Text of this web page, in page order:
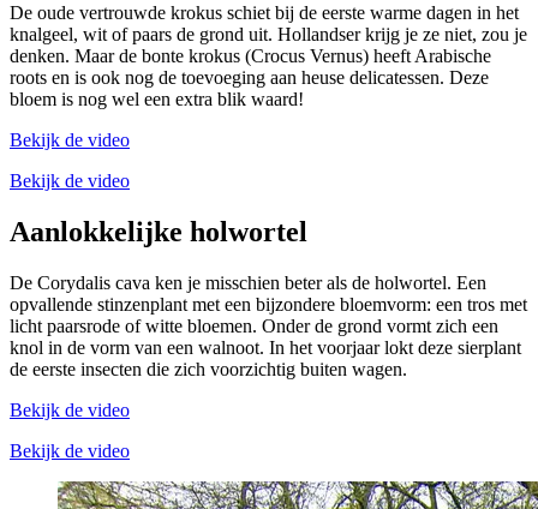
De oude vertrouwde krokus schiet bij de eerste warme dagen in het
knalgeel, wit of paars de grond uit. Hollandser krijg je ze niet, zou je
denken. Maar de bonte krokus (Crocus Vernus) heeft Arabische
roots en is ook nog de toevoeging aan heuse delicatessen. Deze
bloem is nog wel een extra blik waard!
Bekijk de video
Bekijk de video
Aanlokkelijke holwortel
De Corydalis cava ken je misschien beter als de holwortel. Een
opvallende stinzenplant met een bijzondere bloemvorm: een tros met
licht paarsrode of witte bloemen. Onder de grond vormt zich een
knol in de vorm van een walnoot. In het voorjaar lokt deze sierplant
de eerste insecten die zich voorzichtig buiten wagen.
Bekijk de video
Bekijk de video